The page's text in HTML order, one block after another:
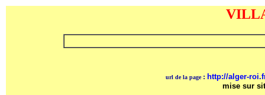
url de la page: http://alger-
mise sur